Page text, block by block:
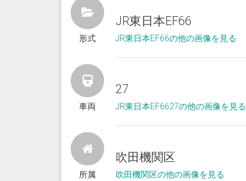
形式
JR東日本EF66
JR東日本EF66の他の画像を見る
車両
27
JR東日本EF6627の他の画像を見る
所属
吹田機関区
吹田機関区の他の画像を見る